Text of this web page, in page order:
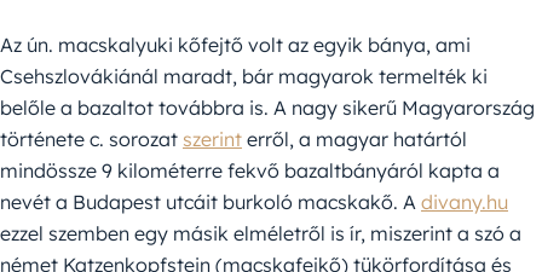
Az ún. macskalyuki kőfejtő volt az egyik bánya, ami
Csehszlovákiánál maradt, bár magyarok termelték ki
belőle a bazaltot továbbra is. A nagy sikerű Magyarország
története c. sorozat szerint erről, a magyar határtól
mindössze 9 kilométerre fekvő bazaltbányáról kapta a
nevét a Budapest utcáit burkoló macskakő. A divany.hu
ezzel szemben egy másik elméletről is ír, miszerint a szó a
német Katzenkopfstein (macskafejkő) tükörfordítása és